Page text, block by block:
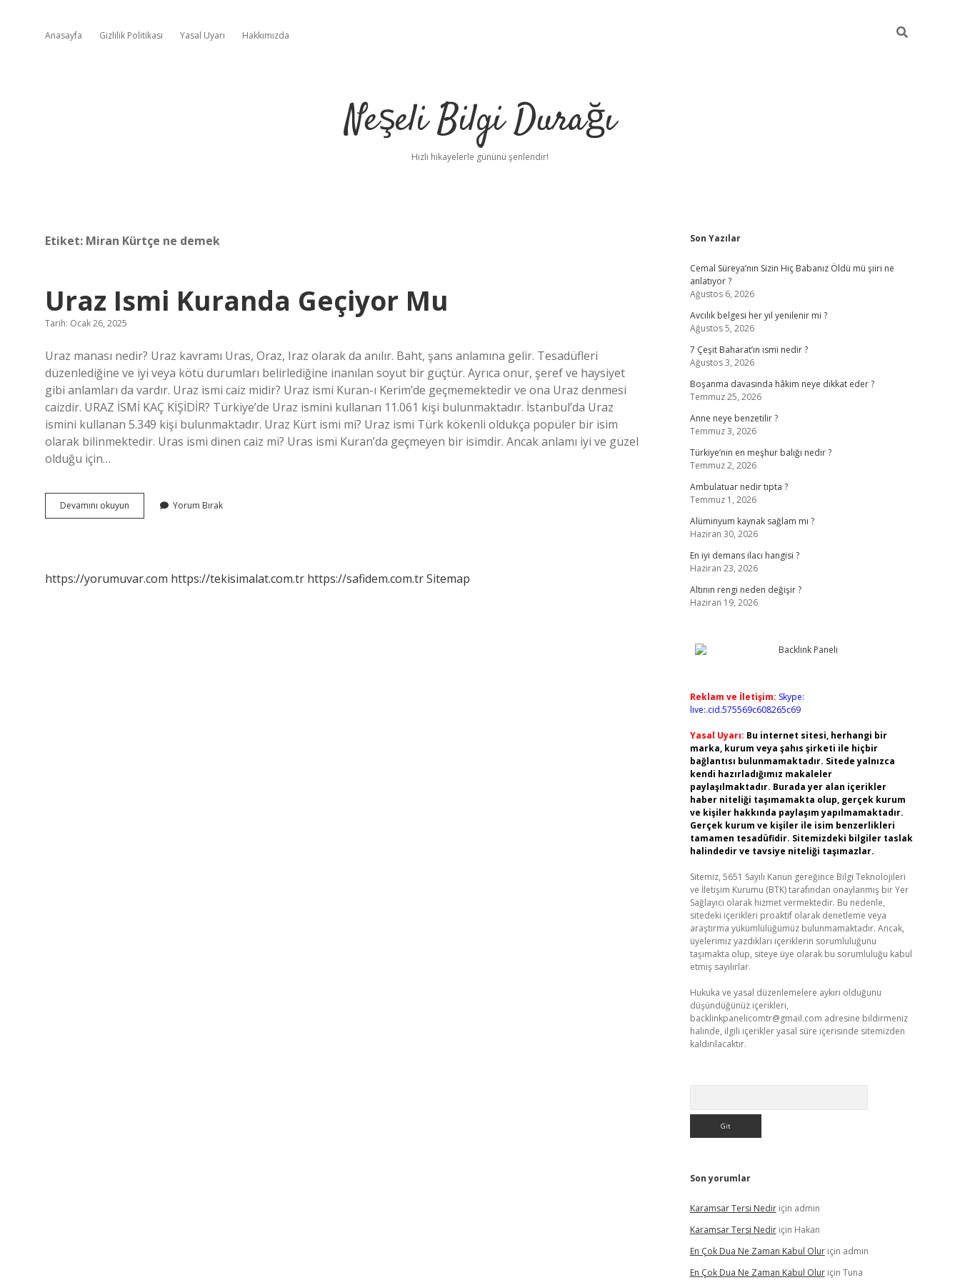
Anasayfa Gizlilik Politikası Yasal Uyarı Hakkımızda
Neşeli Bilgi Durağı
Hızlı hikayelerle gününü şenlendir!
Etiket: Miran Kürtçe ne demek
Uraz Ismi Kuranda Geçiyor Mu
Tarih: Ocak 26, 2025
Uraz manası nedir? Uraz kavramı Uras, Oraz, Iraz olarak da anılır. Baht, şans anlamına gelir. Tesadüfleri
düzenlediğine ve iyi veya kötü durumları belirlediğine inanılan soyut bir güçtür. Ayrıca onur, şeref ve haysiyet
gibi anlamları da vardır. Uraz ismi caiz midir? Uraz ismi Kuran-ı Kerim’de geçmemektedir ve ona Uraz denmesi
caizdir. URAZ İSMİ KAÇ KİŞİDİR? Türkiye’de Uraz ismini kullanan 11.061 kişi bulunmaktadır. İstanbul’da Uraz
ismini kullanan 5.349 kişi bulunmaktadır. Uraz Kürt ismi mi? Uraz ismi Türk kökenli oldukça popüler bir isim
olarak bilinmektedir. Uras ismi dinen caiz mi? Uras ismi Kuran’da geçmeyen bir isimdir. Ancak anlamı iyi ve güzel
olduğu için…
Devamını okuyun
Ismi
Yorum Bırak
https://yorumuvar.com https://tekisimalat.com.tr https://safidem.com.trSitemap
Sidebar
Son Yazılar
Cemal Süreya’nın Sizin Hiç Babanız Öldü mü şiiri ne
anlatıyor ?
Ağustos 6, 2026
Avcılık belgesi her yıl yenilenir mi ?
Ağustos 5, 2026
7 Çeşit Baharat’ın ismi nedir ?
Ağustos 3, 2026
Boşanma davasında hâkim neye dikkat eder ?
Temmuz 25, 2026
Anne neye benzetilir ?
Temmuz 3, 2026
Türkiye’nin en meşhur balığı nedir ?
Temmuz 2, 2026
Ambulatuar nedir tıpta ?
Temmuz 1, 2026
Alüminyum kaynak sağlam mı ?
Haziran 30, 2026
En iyi demans ilacı hangisi ?
Haziran 23, 2026
Altının rengi neden değişir ?
Haziran 19, 2026
Reklam ve İletişim: Skype:
live:.cid.575569c608265c69
Yasal Uyarı: Bu internet sitesi, herhangi bir
marka, kurum veya şahıs şirketi ile hiçbir
bağlantısı bulunmamaktadır. Sitede yalnızca
kendi hazırladığımız makaleler
paylaşılmaktadır. Burada yer alan içerikler
haber niteliği taşımamakta olup, gerçek kurum
ve kişiler hakkında paylaşım yapılmamaktadır.
Gerçek kurum ve kişiler ile isim benzerlikleri
tamamen tesadüfidir. Sitemizdeki bilgiler taslak
halindedir ve tavsiye niteliği taşımazlar.
Sitemiz, 5651 Sayılı Kanun gereğince Bilgi Teknolojileri
ve İletişim Kurumu (BTK) tarafından onaylanmış bir Yer
Sağlayıcı olarak hizmet vermektedir. Bu nedenle,
sitedeki içerikleri proaktif olarak denetleme veya
araştırma yükümlülüğümüz bulunmamaktadır. Ancak,
üyelerimiz yazdıkları içeriklerin sorumluluğunu
taşımakta olup, siteye üye olarak bu sorumluluğu kabul
etmiş sayılırlar.
Hukuka ve yasal düzenlemelere aykırı olduğunu
düşündüğünüz içerikleri,
backlinkpanelicomtr@gmail.com adresine bildirmeniz
halinde, ilgili içerikler yasal süre içerisinde sitemizden
kaldırılacaktır.
Son yorumlar
Karamsar Tersi Nediriçin admin
Karamsar Tersi Nediriçin Hakan
En Çok Dua Ne Zaman Kabul Oluriçin admin
En Çok Dua Ne Zaman Kabul Oluriçin Tuna